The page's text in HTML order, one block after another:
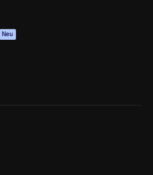
Neu